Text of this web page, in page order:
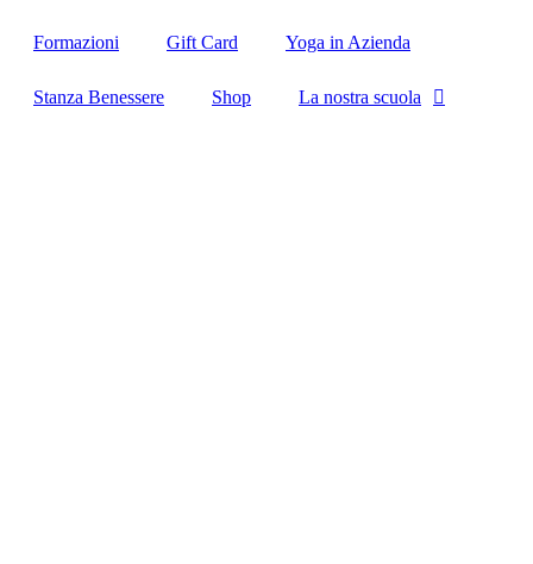
Formazioni Gift Card Yoga in Azienda
Stanza Benessere Shop La nostra scuola